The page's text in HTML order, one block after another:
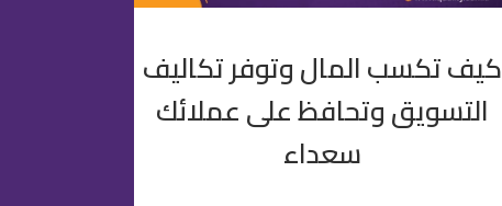
كيف تكسب المال وتوفر تكاليف
التسويق وتحافظ على عملائك
سعداء